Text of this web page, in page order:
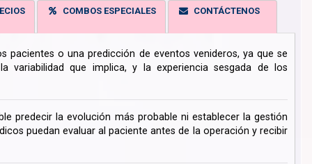
COMBOS ESPECIALES CONTÁCTENOS
o una predicción de eventos venideros, ya que se
variabilidad que implica, y la experiencia sesgada de los
predecir la evolución más probable ni establecer la gestión
puedan evaluar al paciente antes de la operación y recibir